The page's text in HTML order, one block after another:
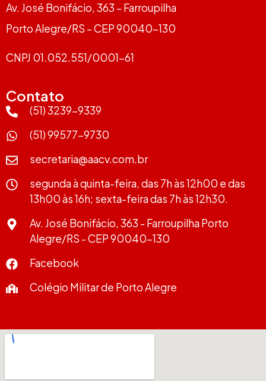
Av. José Bonifácio, 363 – Farroupilha
Porto Alegre/RS – CEP 90040-130
CNPJ 01.052.551/0001-61
Contato
(51) 3239-9339
(51) 99577-9730
secretaria@aacv.com.br
segunda à quinta-feira, das 7h às 12h00 e das
13h00 às 16h; sexta-feira das 7h às 12h30.
Av. José Bonifácio, 363 - Farroupilha Porto
Alegre/RS - CEP 90040-130
Facebook
Colégio Militar de Porto Alegre